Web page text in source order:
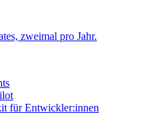
zweimal pro Jahr.
für Entwickler:innen